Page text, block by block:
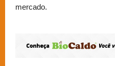
mercado.